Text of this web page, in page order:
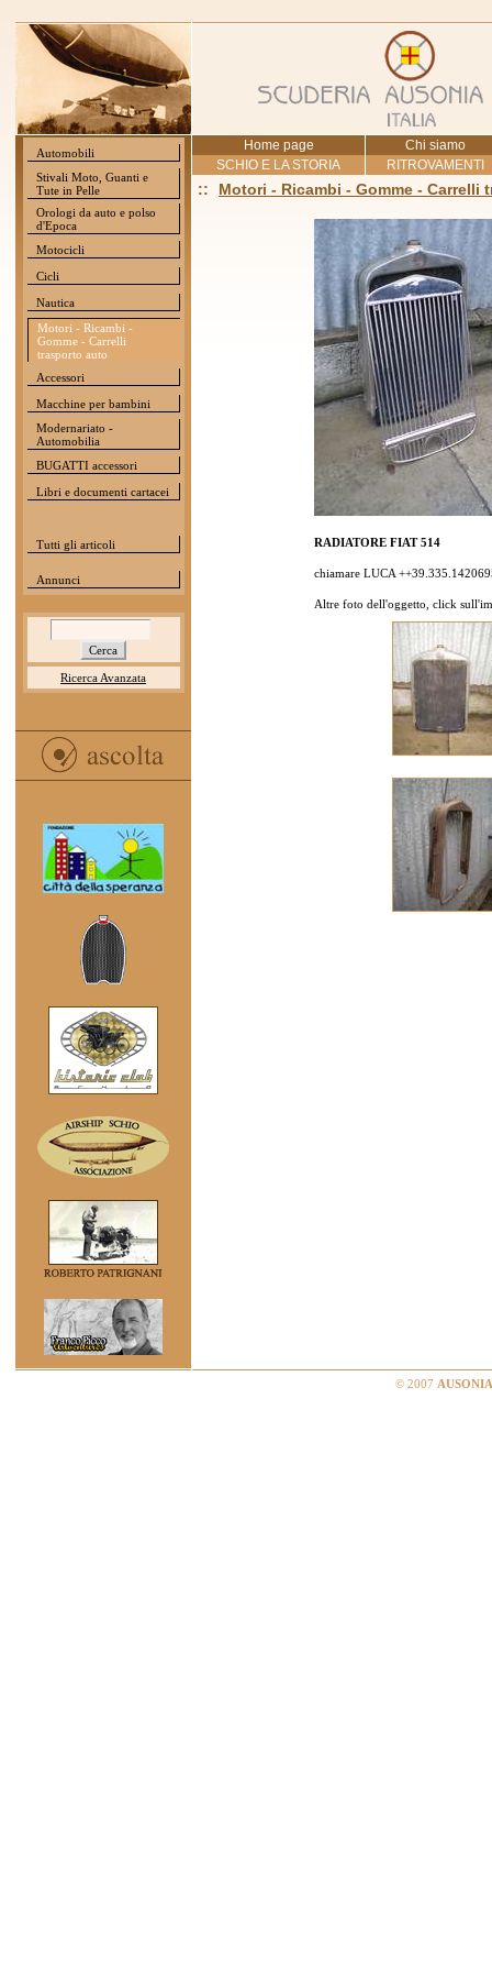
Automobili
Stivali Moto, Guanti e
Tute in Pelle
Orologi da auto e polso
d'Epoca
Motocicli
Cicli
Nautica
Motori - Ricambi -
Gomme - Carrelli
trasporto auto
Accessori
Macchine per bambini
Modernariato -
Automobilia
BUGATTI accessori
Libri e documenti cartacei
Tutti gli articoli
Annunci
Ricerca Avanzata
Home page
Chi siamo
SCHIO E LA STORIA
RITROVAMENTI
:: Motori - Ricambi - Gomme - Carrelli
RADIATORE FIAT 514
chiamare LUCA
Altre foto dell'oggetto, click
© 2007